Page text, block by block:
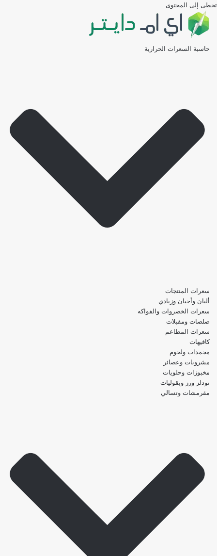
تخطى إلى المحتوى
حاسبة السعرات الحرارية
سعرات المنتجات
ألبان وأجبان وزبادي
سعرات الخضروات والفواكه
صلصات ومقبلات
سعرات المطاعم
كافيهات
مجمدات ولحوم
مشروبات وعصائر
مخبوزات وحلويات
نودلز ورز وبقوليات
مقرمشات وتسالي